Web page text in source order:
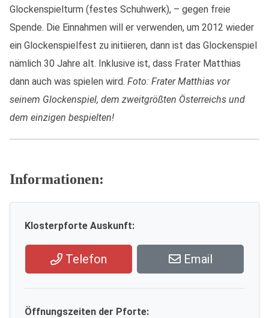
Glockenspielturm (festes Schuhwerk), – gegen freie
Spende. Die Einnahmen will er verwenden, um 2012 wieder
ein Glockenspielfest zu initiieren, dann ist das Glockenspiel
nämlich 30 Jahre alt. Inklusive ist, dass Frater Matthias
dann auch was spielen wird. Foto: Frater Matthias vor
seinem Glockenspiel, dem zweitgrößten Österreichs und
dem einzigen bespielten!
Informationen:
Klosterpforte Auskunft:
Telefon Email
Öffnungszeiten der Pforte: